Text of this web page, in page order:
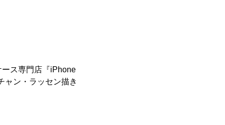
ス専門店『iPhone
ャン・ラッセン描き